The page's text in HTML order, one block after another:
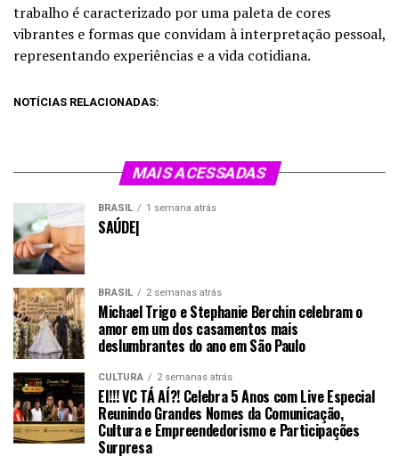
trabalho é caracterizado por uma paleta de cores
vibrantes e formas que convidam à interpretação pessoal,
representando experiências e a vida cotidiana.
NOTÍCIAS RELACIONADAS:
MAIS ACESSADAS
BRASIL 1 semana atrás
SAÚDE|
BRASIL 2 semanas atrás
Michael Trigo e Stephanie Berchin celebram o
amor em um dos casamentos mais
deslumbrantes do ano em São Paulo
CULTURA 2 semanas atrás
EI!!! VC TÁ AÍ?! Celebra 5 Anos com Live Especial
Reunindo Grandes Nomes da Comunicação,
Cultura e Empreendedorismo e Participações
Surpresa